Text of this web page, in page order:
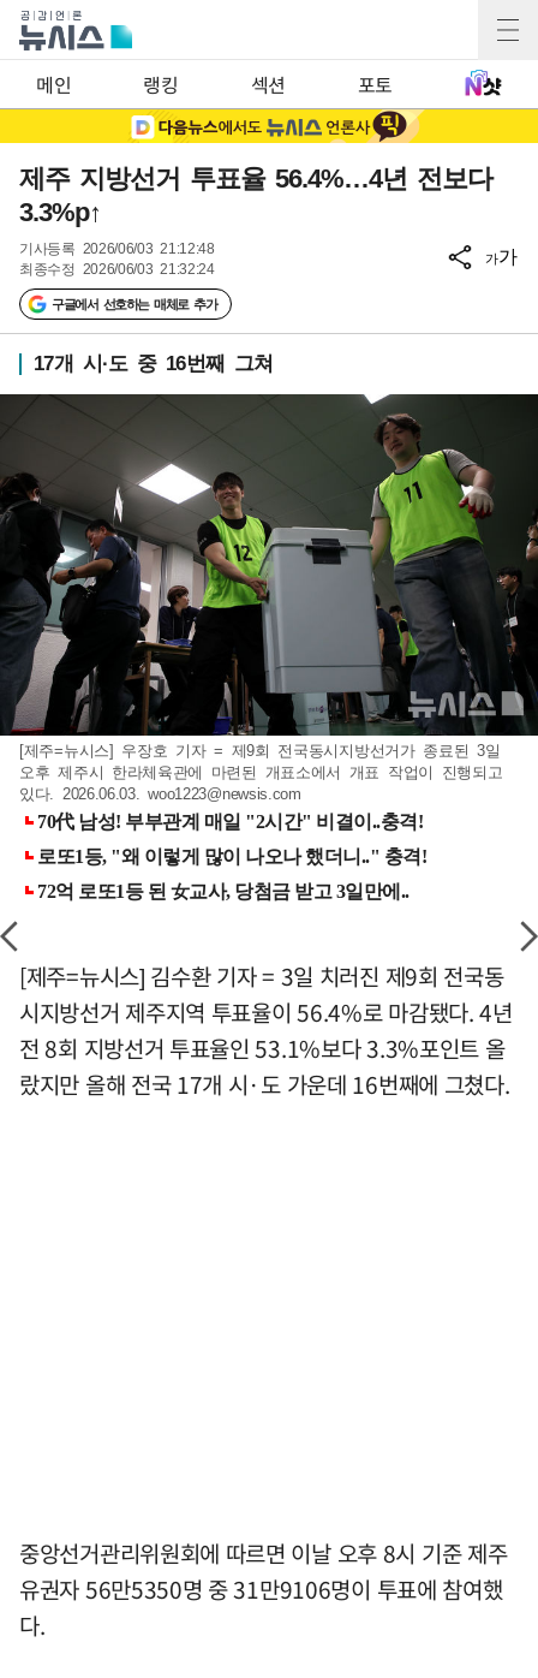
메인 랭킹 섹션 포토
제주 지방선거 투표율 56.4%…4년 전보다
3.3%p↑
기사등록 2026/06/03 21:12:48
최종수정 2026/06/03 21:32:24
구글에서 선호하는 매체로 추가
가가
17개 시·도 중 16번째 그쳐
[제주=뉴시스] 우장호 기자 = 제9회 전국동시지방선거가 종료된 3일
오후 제주시 한라체육관에 마련된 개표소에서 개표 작업이 진행되고
있다. 2026.06.03.woo1223@newsis.com
[제주=뉴시스] 김수환 기자 = 3일 치러진 제9회 전국동
시지방선거 제주지역 투표율이 56.4%로 마감됐다. 4년
전 8회 지방선거 투표율인 53.1%보다 3.3%포인트 올
랐지만 올해 전국 17개 시·도 가운데 16번째에 그쳤다.
중앙선거관리위원회에 따르면 이날 오후 8시 기준 제주
유권자 56만5350명 중 31만9106명이 투표에 참여했
다.